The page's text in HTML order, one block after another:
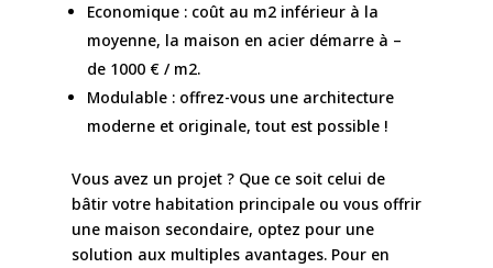
Economique : coût au m2 inférieur à la
moyenne, la maison en acier démarre à –
de 1000 € / m2.
Modulable : offrez-vous une architecture
moderne et originale, tout est possible !
Vous avez un projet ? Que ce soit celui de
bâtir votre habitation principale ou vous offrir
une maison secondaire, optez pour une
solution aux multiples avantages. Pour en